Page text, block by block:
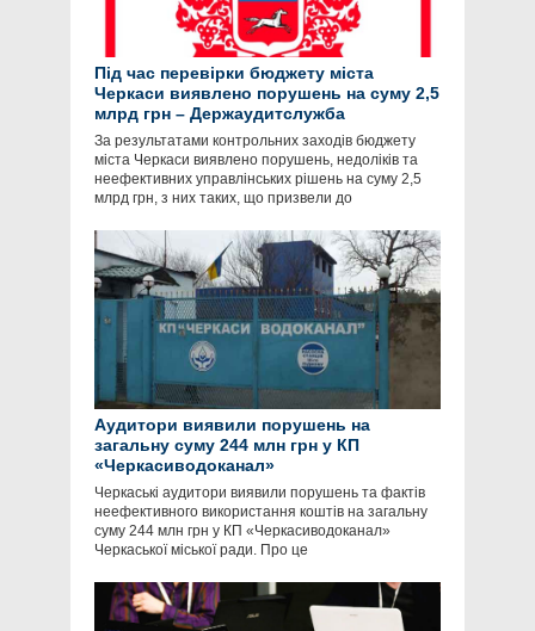
Під час перевірки бюджету міста
Черкаси виявлено порушень на суму 2,5
млрд грн – Держаудитслужба
За результатами контрольних заходів бюджету
міста Черкаси виявлено порушень, недоліків та
неефективних управлінських рішень на суму 2,5
млрд грн, з них таких, що призвели до
Аудитори виявили порушень на
загальну суму 244 млн грн у КП
«Черкасиводоканал»
Черкаські аудитори виявили порушень та фактів
неефективного використання коштів на загальну
суму 244 млн грн у КП «Черкасиводоканал»
Черкаської міської ради. Про це